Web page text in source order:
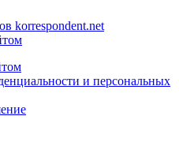
korrespondent.net
и персональных